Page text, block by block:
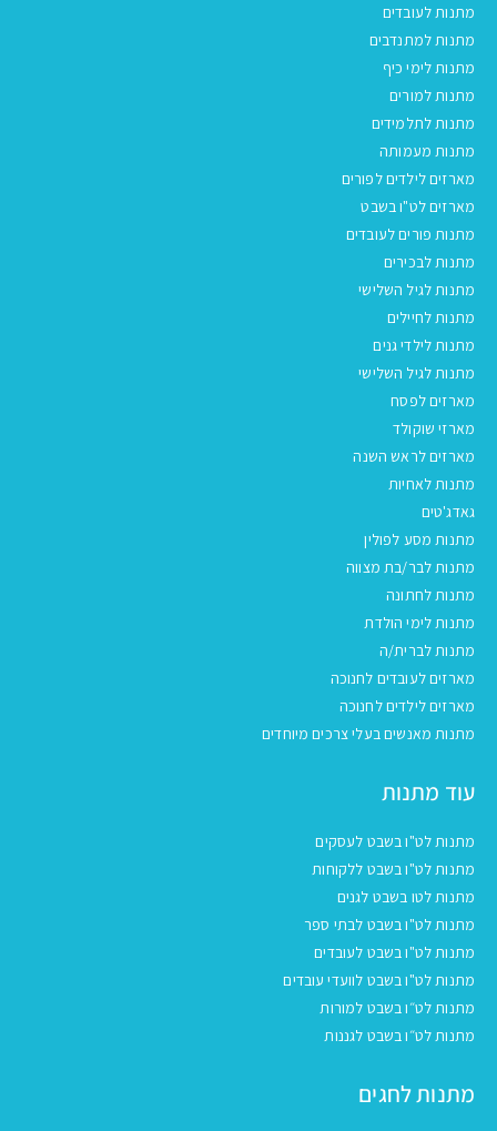
מתנות לעובדים
מתנות למתנדבים
מתנות לימי כיף
מתנות למורים
מתנות לתלמידים
מתנות מעמותה
מארזים לילדים לפורים
מארזים לט"ו בשבט
מתנות פורים לעובדים
מתנות לבכירים
מתנות לגיל השלישי
מתנות לחיילים
מתנות לילדי גנים
מתנות לגיל השלישי
מארזים לפסח
מארזי שוקולד
מארזים לראש השנה
מתנות לאחיות
גאדג'טים
מתנות מסע לפולין
מתנות לבר/בת מצווה
מתנות לחתונה
מתנות לימי הולדת
מתנות לברית/ה
מארזים לעובדים לחנוכה
מארזים לילדים לחנוכה
מתנות מאנשים בעלי צרכים מיוחדים
עוד מתנות
מתנות לט"ו בשבט לעסקים
מתנות לט"ו בשבט ללקוחות
מתנות לטו בשבט לגנים
מתנות לט"ו בשבט לבתי ספר
מתנות לט"ו בשבט לעובדים
מתנות לט"ו בשבט לוועדי עובדים
מתנות לט״ו בשבט למורות
מתנות לט״ו בשבט לגננות
מתנות לחגים